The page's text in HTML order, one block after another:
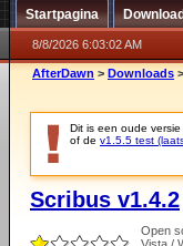
Startpagina
8/8/2026 6:03:02 AM
AfterDawn > Downloads >
Dit is een oude
of de v1.5.5 test
Scribus v1.4.2
Open